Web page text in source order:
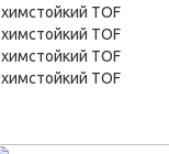
химстойкий TOF
химстойкий TOF
химстойкий TOF
химстойкий TOF